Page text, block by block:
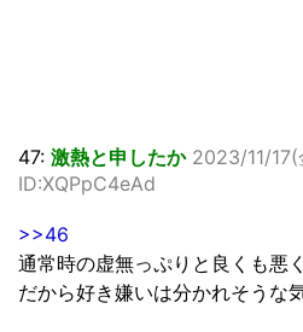
47: 激熱と申したか 2023/11/
ID:XQPpC4eAd
>>46
通常時の虚無っぷりと良くも悪
だから好き嫌いは分かれそうな